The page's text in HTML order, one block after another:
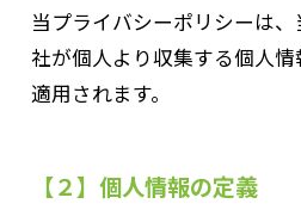
当プライバシーポリシーは
社が個人より収集する個人
適用されます。
【２】個人情報の定義